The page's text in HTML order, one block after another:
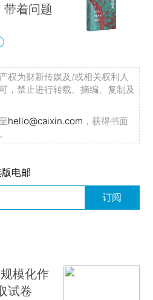
带着问题
权为财新传媒及/或相关权利人
，禁止进行转载、摘编、复制及
hello@caixin.com ，获得书面
电邮
订阅
模化作
试卷